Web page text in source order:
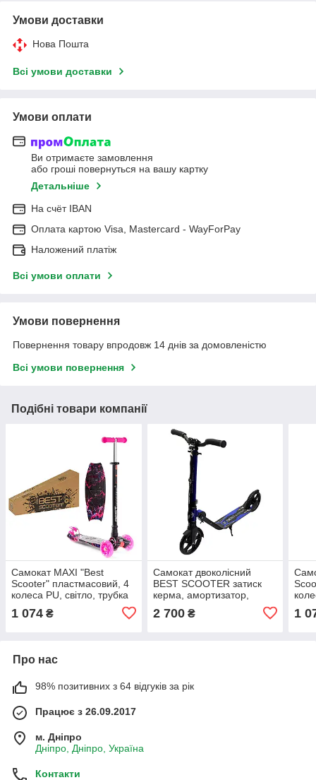
Умови доставки
Нова Пошта
Всі умови доставки
Умови оплати
Ви отримаєте замовлення
або гроші повернуться на вашу картку
Детальніше
На cчёт IBAN
Оплата картою Visa, Mastercard - WayForPay
Наложений платіж
Всі умови оплати
Умови повернення
Повернення товару впродовж 14 днів за домовленістю
Всі умови повернення
Подібні товари компанії
Самокат MAXI "Best
Scooter" пластмасовий, 4
колеса PU, світло, трубка
d=12см, в кор. (779-2019)
1 074 ₴
Самокат двоколісний
BEST SCOOTER затиск
керма, амортизатор,
колеса PU, 200 мм, синій,
до 100 кг (67490)
2 700₴ 1
Про нас
98% позитивних з 64 відгуків за рік
Працює з 26.09.2017
м. Дніпро
Дніпро, Дніпро, Україна
Контакти